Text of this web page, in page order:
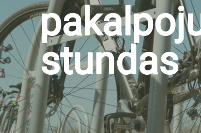
stundas